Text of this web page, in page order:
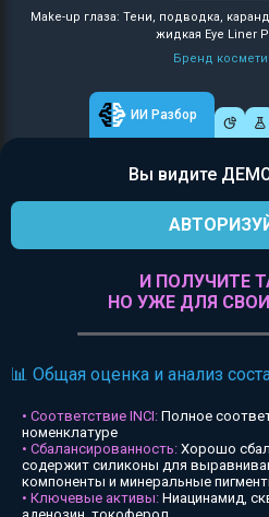
Make-up глаза: Тени, подводка,
жидкая Eye Liner
Бренд
ИИ Разбор
Вы видите
И ПОЛУЧИТЕ
НО УЖЕ ДЛЯ
📊 Общая оценка и анализ
• Соответствие INCI: Полное
номенклатуре
• Сбалансированность: Хорошо
содержит силиконы для
компоненты и минеральные
• Ключевые активы: Ниацинамид,